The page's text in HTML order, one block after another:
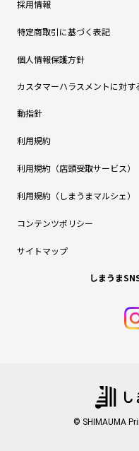
採用情報
特定商取引に基づく表記
個人情報保護方針
カスタマーハラスメントに対す
動指針
利用規約
利用規約（店頭受取サービス）
利用規約（しまうまマルシェ）
コンテンツポリシー
サイトマップ
しまうま
© SHIMAUMA